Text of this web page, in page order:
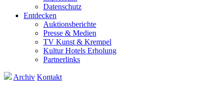
Datenschutz
Entdecken
Auktionsberichte
Presse & Medien
TV Kunst & Krempel
Kultur Hotels Erholung
Partnerlinks
Archiv Kontakt